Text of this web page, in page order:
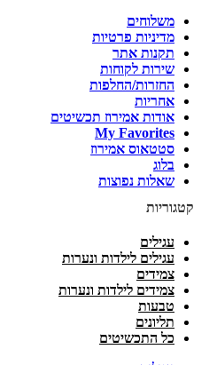
משלוחים
מדיניות פרטיות
תקנות אתר
שירות לקוחות
החזרות/החלפות
אחריות
אודות אמירוז תכשיטים
My Favorites
סטטאוס אמירוז
בלוג
שאלות נפוצות
קטגוריות
עגילים
עגילים לילדות ונערות
צמידים
צמידים לילדות ונערות
טבעות
תליונים
כל התכשיטים